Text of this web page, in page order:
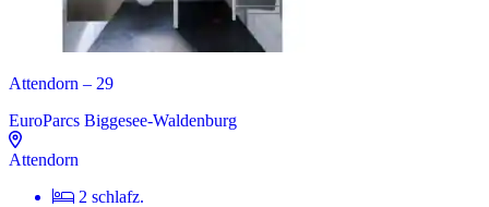
Attendorn – 29
EuroParcs Biggesee-Waldenburg
Attendorn
2 schlafz.